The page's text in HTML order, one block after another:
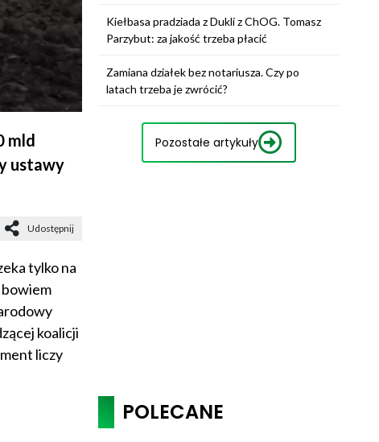
mld
ustawy
Udostępnij
tylko na
koalicji
liczy
Kiełbasa pradziada z Dukli z ChOG. Tomasz
Parzybut: za jakość trzeba płacić
Zamiana działek bez notariusza. Czy po
latach trzeba je zwrócić?
Pozostałe artykuły
POLECANE